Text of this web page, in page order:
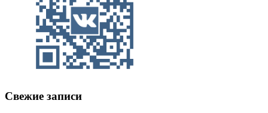
Свежие записи